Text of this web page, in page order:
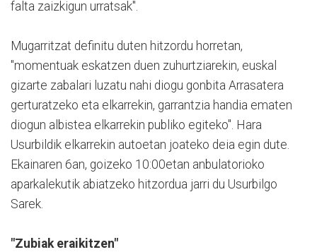
falta zaizkigun urratsak".
Mugarritzat definitu duten hitzordu horretan,
"momentuak eskatzen duen zuhurtziarekin, euskal
gizarte zabalari luzatu nahi diogu gonbita Arrasatera
gerturatzeko eta elkarrekin, garrantzia handia ematen
diogun albistea elkarrekin publiko egiteko". Hara
Usurbildik elkarrekin autoetan joateko deia egin dute.
Ekainaren 6an, goizeko 10:00etan anbulatorioko
aparkalekutik abiatzeko hitzordua jarri du Usurbilgo
Sarek.
"Zubiak eraikitzen"